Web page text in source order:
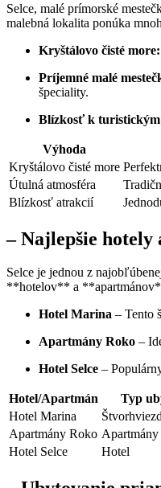
Selce, malé prímorské
malebná lokalita ponúka
Kryštálovo čisté more:
Príjemné malé
špeciality.
Blízkosť k
Výhoda
Kryštálovo čisté more
Útulná atmosféra
Blízkosť atrakcií
– Najlepšie hotely
Selce je jednou z
**hotelov** a
Hotel Marina – Tento
Apartmány Roko –
Hotel Selce –
Hotel/Apartmán Typ
Hotel Marina
Apartmány Roko Apartmány
Hotel Selce
Hotel